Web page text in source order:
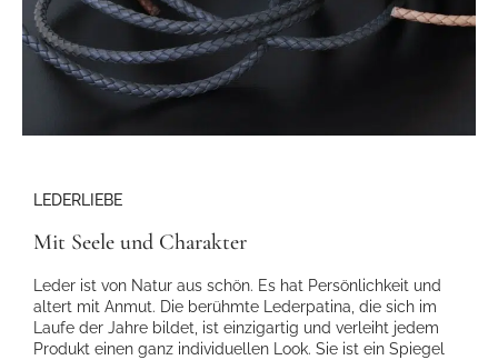
LEDERLIEBE
Mit Seele und Charakter
Leder ist von Natur aus schön. Es hat Persönlichkeit und
altert mit Anmut. Die berühmte Lederpatina, die sich im
Laufe der Jahre bildet, ist einzigartig und verleiht jedem
Produkt einen ganz individuellen Look. Sie ist ein Spiegel